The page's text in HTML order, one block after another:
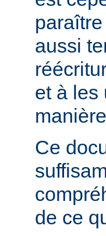
aussi
et à les
Ce
de ce